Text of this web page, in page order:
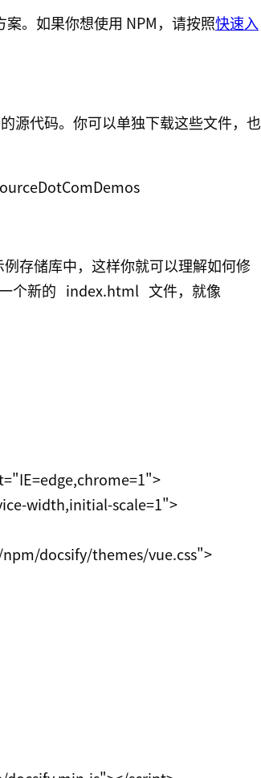
。如果你想使用 NPM，请按照快速入
源代码。你可以单独下载这些文件，也
存储库中，这样你就可以理解如何修
个新的 index.html 文件，就像